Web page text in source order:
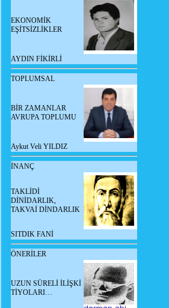
EKONOMİK
EŞİTSİZLİKLER
AYDIN FİKİRLİ
TOPLUMSAL
BİR ZAMANLAR
AVRUPA TOPLUMU
Aykut Veli YILDIZ
İNANÇ
TAKLİDİ
DİNİDARLIK,
TAKVAİ DİNDARLIK
SITDIK FANİ
ÖNERİLER
UZUN SÜRELİ İLİŞKİ
TİYOLARI…